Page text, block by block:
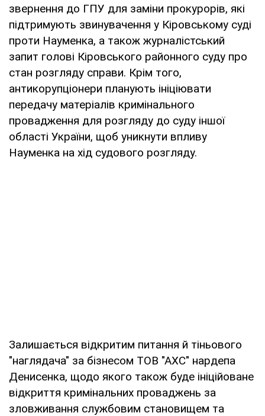
звернення до ГПУ для заміни прокурорів, які
підтримують звинувачення у Кіровському суді
проти Науменка, а також журналістський
запит голові Кіровського районного суду про
стан розгляду справи. Крім того,
антикорупціонери планують ініціювати
передачу матеріалів кримінального
провадження для розгляду до суду іншої
області України, щоб уникнути впливу
Науменка на хід судового розгляду.
Залишається відкритим питання й тіньового
"наглядача" за бізнесом ТОВ "АХС" нардепа
Денисенка, щодо якого також буде ініційоване
відкриття кримінальних проваджень за
зловживання службовим становищем та